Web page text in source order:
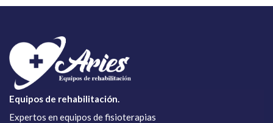
Equipos de rehabilitación.
Expertos en equipos de fisioterapias